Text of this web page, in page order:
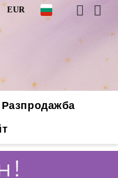
EUR
Разпродажба